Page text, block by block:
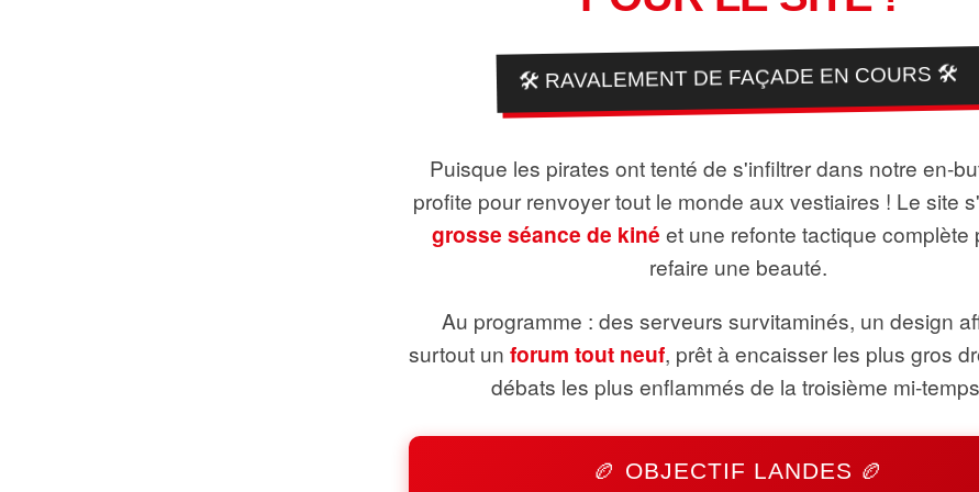
🛠️ RAVALEMENT DE FAÇADE EN COURS 🛠️
Puisque les pirates ont tenté de s'infiltrer dans notre en-
profite pour renvoyer tout le monde aux vestiaires ! Le site
grosse séance de kiné et une refonte tactique complète
refaire une beauté.
Au programme : des serveurs survitaminés, un design
surtout un forum tout neuf, prêt à encaisser les plus gros
débats les plus enflammés de la troisième mi-
🏉 OBJECTIF LANDES 🏉